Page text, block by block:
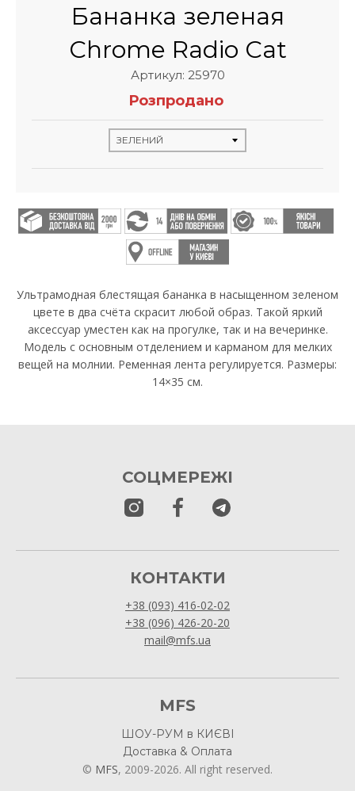
Бананка зеленая
Chrome Radio Cat
Артикул: 25970
Розпродано
Ультрамодная блестящая бананка в насыщенном зеленом
цвете в два счёта скрасит любой образ. Такой яркий
аксессуар уместен как на прогулке, так и на вечеринке.
Модель с основным отделением и карманом для мелких
вещей на молнии. Ременная лента регулируется. Размеры:
14×35 см.
СОЦМЕРЕЖІ
КОНТАКТИ
+38 (093) 416-02-02
+38 (096) 426-20-20
mail@mfs.ua
MFS
ШОУ-РУМ в КИЄВІ
Доставка & Оплата
© MFS, 2009-2026. All right reserved.